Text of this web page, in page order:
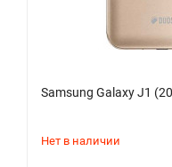
Samsung Galaxy J1
Нет в наличии